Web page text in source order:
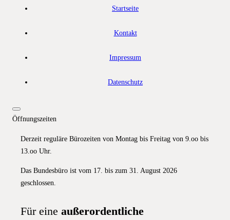
Startseite
Kontakt
Impressum
Datenschutz
Öffnungszeiten
Derzeit reguläre Bürozeiten von Montag bis Freitag von 9.oo bis
13.oo Uhr.
Das Bundesbüro ist vom 17. bis zum 31. August 2026
geschlossen.
Für eine außerordentliche